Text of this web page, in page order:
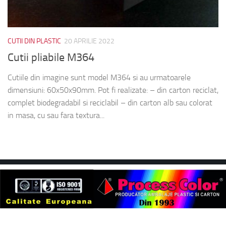
CUTII DIN PLASTIC 20 APRILIE 2022
Cutii pliabile M364
Cutiile din imagine sunt model M364 si au urmatoarele
dimensiuni: 60x50x90mm. Pot fi realizate: – din carton reciclat,
complet biodegradabil si reciclabil – din carton alb sau colorat
in masa, cu sau fara textura...